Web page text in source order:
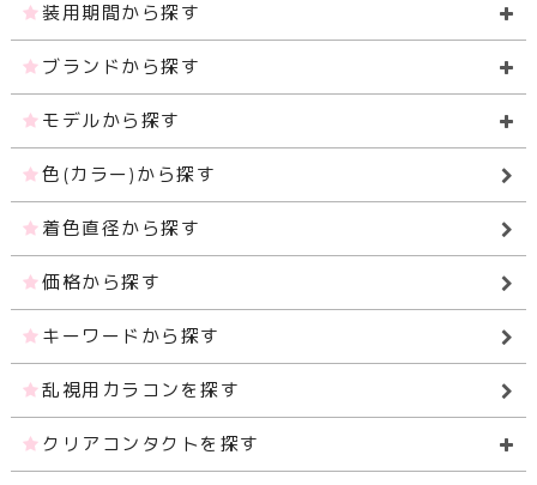
装用期間から探す
ブランドから探す
モデルから探す
色(カラー)から探す
着色直径から探す
価格から探す
キーワードから探す
乱視用カラコンを探す
クリアコンタクトを探す